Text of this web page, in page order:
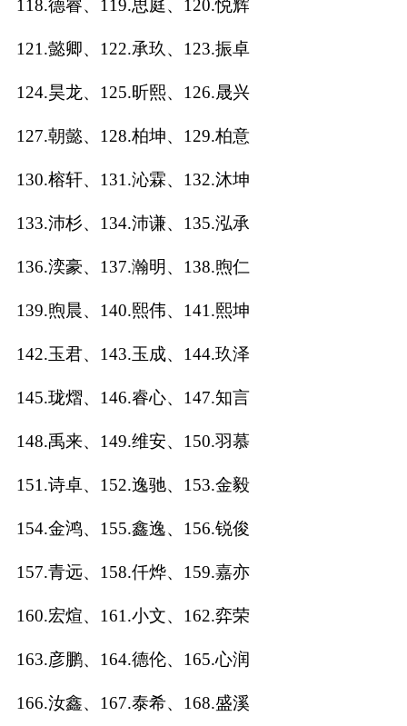
118.德睿、119.思庭、120.悦辉
121.懿卿、122.承玖、123.振卓
124.昊龙、125.昕熙、126.晟兴
127.朝懿、128.柏坤、129.柏意
130.榕轩、131.沁霖、132.沐坤
133.沛杉、134.沛谦、135.泓承
136.湙豪、137.瀚明、138.煦仁
139.煦晨、140.熙伟、141.熙坤
142.玉君、143.玉成、144.玖泽
145.珑熠、146.睿心、147.知言
148.禹来、149.维安、150.羽慕
151.诗卓、152.逸驰、153.金毅
154.金鸿、155.鑫逸、156.锐俊
157.青远、158.仟烨、159.嘉亦
160.宏煊、161.小文、162.弈荣
163.彦鹏、164.德伦、165.心润
166.汝鑫、167.泰希、168.盛溪